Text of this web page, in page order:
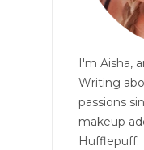
I'm Aisha,
Writing
passions
makeup
Hufflepuff.